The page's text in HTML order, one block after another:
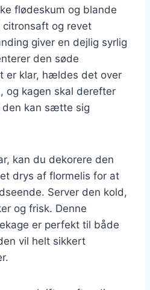
flødeskum og blande
og revet
giver en dejlig syrlig
den søde
er klar, hældes det over
og kagen skal derefter
den kan sætte sig
kan du dekorere den
drys af flormelis for at
Server den kold,
og frisk. Denne
er perfekt til både
vil helt sikkert